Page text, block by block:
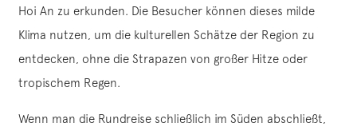
Hoi An zu erkunden. Die Besucher können dieses milde
Klima nutzen, um die kulturellen Schätze der Region zu
entdecken, ohne die Strapazen von großer Hitze oder
tropischem Regen.
Wenn man die Rundreise schließlich im Süden abschließt,